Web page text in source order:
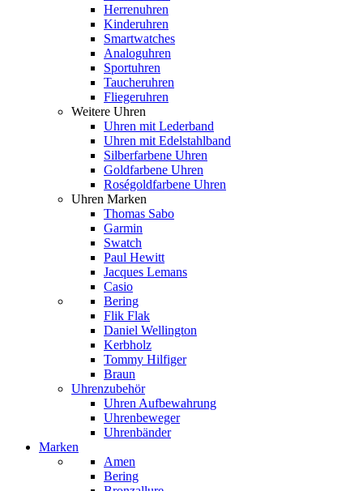
Herrenuhren
Kinderuhren
Smartwatches
Analoguhren
Sportuhren
Taucheruhren
Fliegeruhren
Weitere Uhren
Uhren mit Lederband
Uhren mit Edelstahlband
Silberfarbene Uhren
Goldfarbene Uhren
Roségoldfarbene Uhren
Uhren Marken
Thomas Sabo
Garmin
Swatch
Paul Hewitt
Jacques Lemans
Casio
Bering
Flik Flak
Daniel Wellington
Kerbholz
Tommy Hilfiger
Braun
Uhrenzubehör
Uhren Aufbewahrung
Uhrenbeweger
Uhrenbänder
Marken
Amen
Bering